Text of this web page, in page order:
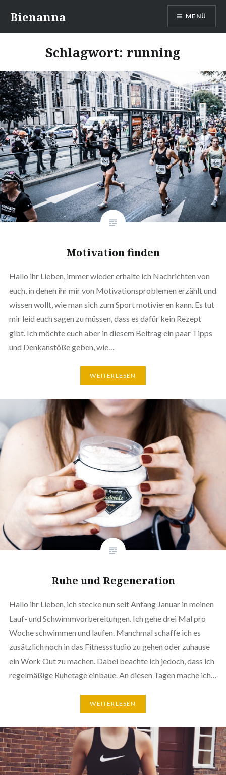
zum
Inhalt
Bienanna MENÜ
Schlagwort: running
Motivation finden
Hallo ihr Lieben, immer wieder erhalte ich Nachrichten von
euch, in denen ihr mir von Motivationsproblemen erzählt und
wissen wollt, wie man sich zum Sport motivieren kann. Es tut
mir leid euch sagen zu müssen, dass es dafür kein Rezept
gibt. Ich möchte euch aber in diesem Beitrag ein paar Tipps
und Denkanstöße geben, wie…
WEITERLESEN
Ruhe und Regeneration
Hallo ihr Lieben, ich stecke nun seit Anfang Januar in meinen
Lauf- und Schwimmvorbereitungen. Ich gehe drei Mal pro
Woche schwimmen und laufen. Manchmal schaffe ich es
zusätzlich noch in das Fitnessstudio zu gehen oder zuhause
ein Work Out zu machen. Dabei beachte ich jedoch, dass ich
regelmäßige Ruhetage einbaue. An diesen Tagen mache ich…
WEITERLESEN